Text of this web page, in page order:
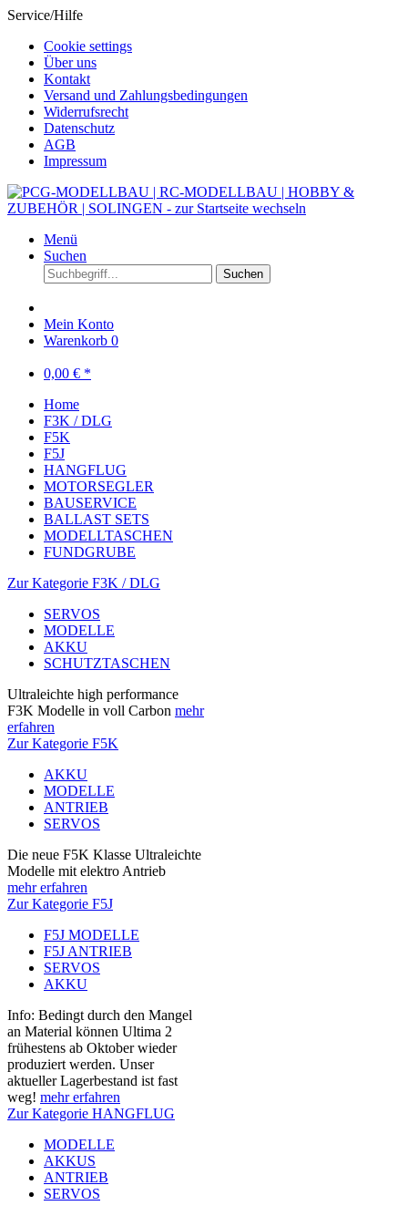
Service/Hilfe
Cookie settings
Über uns
Kontakt
Versand und Zahlungsbedingungen
Widerrufsrecht
Datenschutz
AGB
Impressum
Menü
Suchen
Suchen
Mein Konto
Warenkorb 0
0,00 € *
Home
F3K / DLG
F5K
F5J
HANGFLUG
MOTORSEGLER
BAUSERVICE
BALLAST SETS
MODELLTASCHEN
FUNDGRUBE
Zur Kategorie F3K / DLG
SERVOS
MODELLE
AKKU
SCHUTZTASCHEN
Ultraleichte high performance
F3K Modelle in voll Carbon mehr
erfahren
Zur Kategorie F5K
AKKU
MODELLE
ANTRIEB
SERVOS
Die neue F5K Klasse Ultraleichte
Modelle mit elektro Antrieb
mehr erfahren
Zur Kategorie F5J
F5J MODELLE
F5J ANTRIEB
SERVOS
AKKU
Info: Bedingt durch den Mangel
an Material können Ultima 2
frühestens ab Oktober wieder
produziert werden. Unser
aktueller Lagerbestand ist fast
weg! mehr erfahren
Zur Kategorie HANGFLUG
MODELLE
AKKUS
ANTRIEB
SERVOS